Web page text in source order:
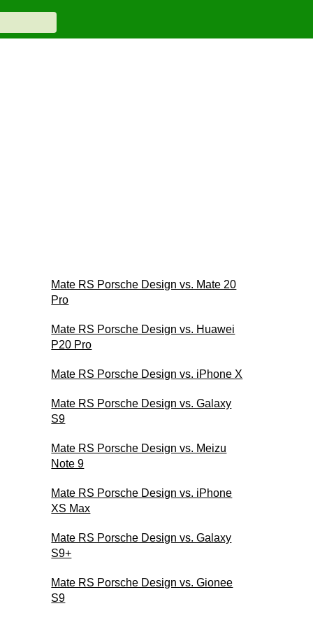
Mate RS Porsche Design vs. Mate 20
Pro
Mate RS Porsche Design vs. Huawei
P20 Pro
Mate RS Porsche Design vs. iPhone X
Mate RS Porsche Design vs. Galaxy
S9
Mate RS Porsche Design vs. Meizu
Note 9
Mate RS Porsche Design vs. iPhone
XS Max
Mate RS Porsche Design vs. Galaxy
S9+
Mate RS Porsche Design vs. Gionee
S9